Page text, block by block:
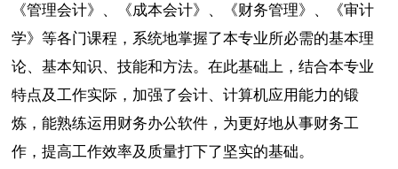
《管理会计》、《成本会计》、《财务管理》、《审计
学》等各门课程，系统地掌握了本专业所必需的基本理
论、基本知识、技能和方法。在此基础上，结合本专业
特点及工作实际，加强了会计、计算机应用能力的锻
炼，能熟练运用财务办公软件，为更好地从事财务工
作，提高工作效率及质量打下了坚实的基础。